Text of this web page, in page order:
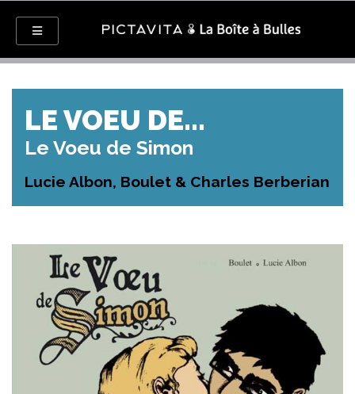
LE VOEU DE...
Le Voeu de Simon
Lucie Albon, Boulet & Charles Berberian